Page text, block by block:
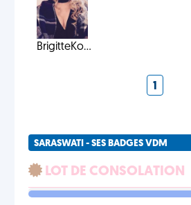
BrigitteKo...
1
SARASWATI - SES BADGES VDM
LOT DE CONSOLATION